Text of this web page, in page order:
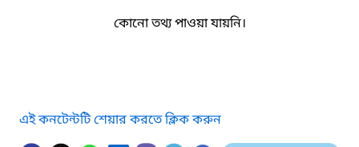
কোনো তথ্য পাওয়া যায়নি।
এই কনটেন্টটি শেয়ার করতে ক্লিক করুন